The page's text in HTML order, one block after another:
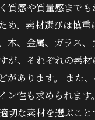
質感や質量感まで
め、素材選びは慎重
木、金属、ガラス
が、それぞれの素
があります。 また
ン性も求められます
切な素材を選ぶこ